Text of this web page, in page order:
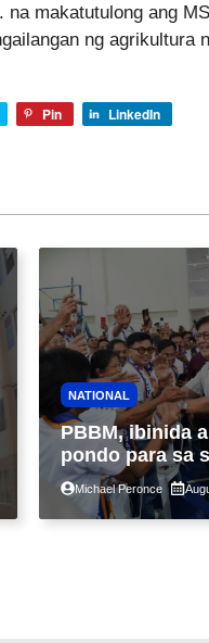
makatutulong ang
ng agrikultura
Pin LinkedIn
NATIONAL
PBBM, ibinida
pondo para sa
ngayong taon,
sa kasaysayan
Michael Peronce